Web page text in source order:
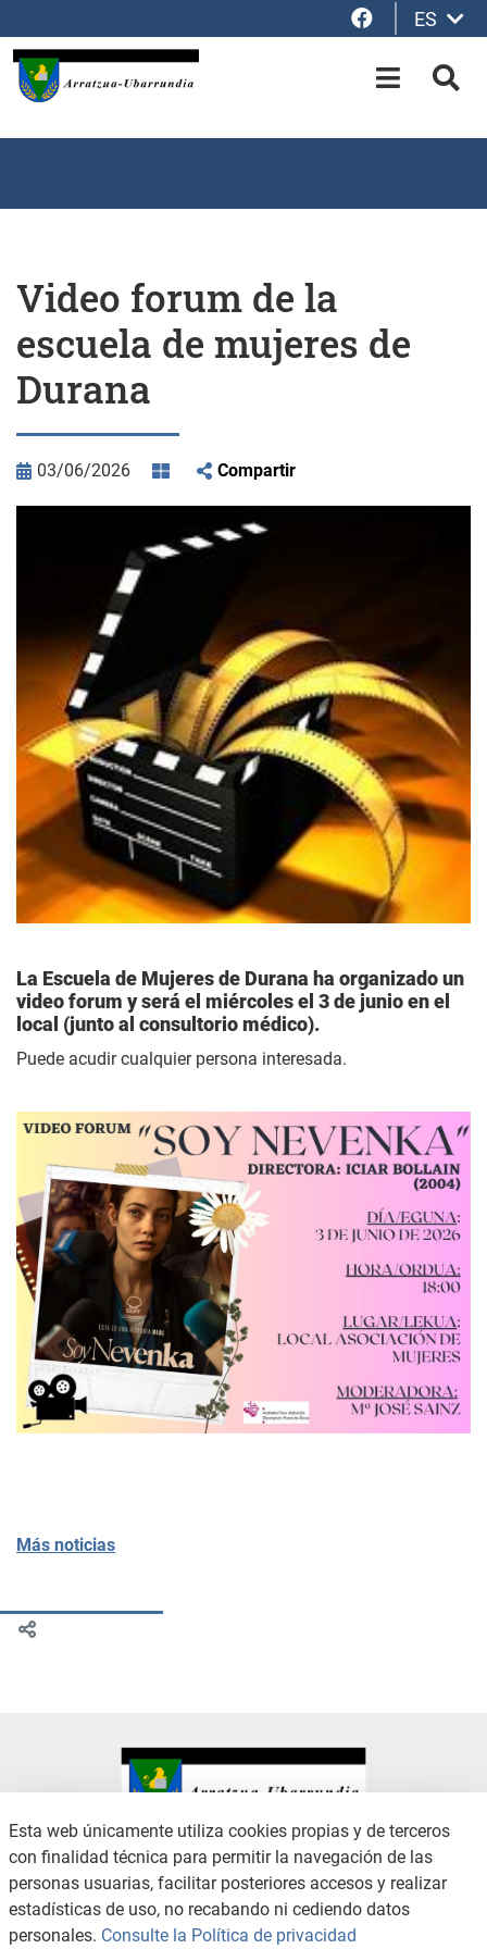
Facebook
ES
OPEN-
Video forum de la
escuela de mujeres de
Durana
03/06/2026 Compartir
La Escuela de Mujeres de Durana ha organizado un
video forum y será el miércoles el 3 de junio en el
local (junto al consultorio médico).
Puede acudir cualquier persona interesada.
Más noticias
CONTACTO
AVISO LEGAL
CANAL DE DENUNCIAS
POLÍTICA DE PRIVACIDAD
POLÍTICA DE COOKIES
ACCESIBILIDAD
Esta web únicamente utiliza cookies propias y de terceros
con finalidad técnica para permitir la navegación de las
personas usuarias, facilitar posteriores accesos y realizar
estadísticas de uso, no recabando ni cediendo datos
personales. Consulte la Política de privacidad